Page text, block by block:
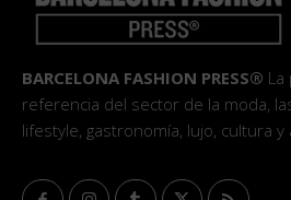
BARCELONA FASHION PRESS®
referencia del sector de la moda,
lifestyle, gastronomía, lujo, cultura